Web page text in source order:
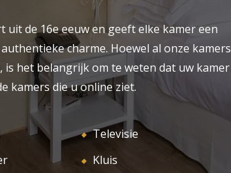
uit de 16e eeuw en geeft elke kamer een
charme. Hoewel al onze kamers
is het belangrijk om te weten dat uw kamer
kamers die u online ziet.
Televisie
Kluis